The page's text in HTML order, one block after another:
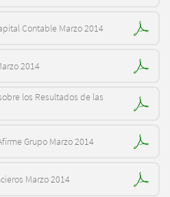
Contable Marzo 2014
2014
los Resultados de las
Grupo Marzo 2014
Marzo 2014